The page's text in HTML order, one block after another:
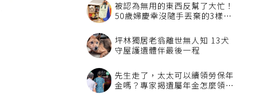
被認為無用的東西反幫了大忙！
50歲婦慶幸沒隨手丟棄的3樣物
坪林獨居老翁離世無人知 13犬
守屋護遺體伴最後一程
先生走了，太太可以續領勞保年